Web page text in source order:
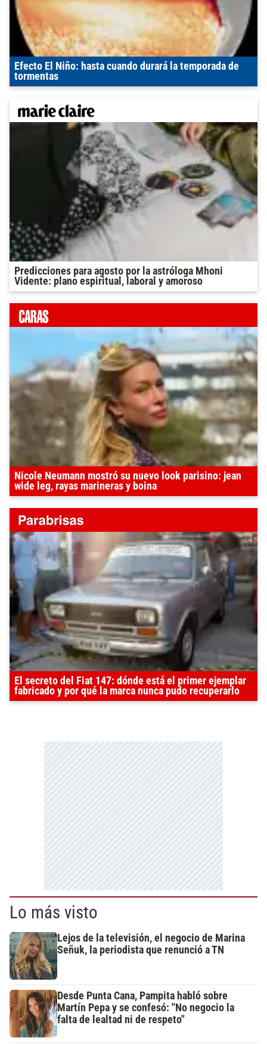
Efecto El Niño: hasta cuando durará la temporada de
tormentas
Predicciones para agosto por la astróloga Mhoni
Vidente: plano espiritual, laboral y amoroso
Nicole Neumann mostró su nuevo look parisino: jean
wide leg, rayas marineras y boina
El secreto del Fiat 147: dónde está el primer ejemplar
fabricado y por qué la marca nunca pudo recuperarlo
Lo más visto
Lejos de la televisión, el negocio de Marina
Señuk, la periodista que renunció a TN
Desde Punta Cana, Pampita habló sobre
Martín Pepa y se confesó: "No negocio la
falta de lealtad ni de respeto"